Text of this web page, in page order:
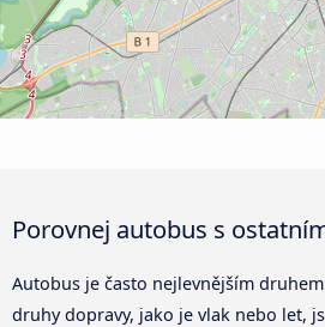
Porovnej autobus s
Autobus je často nejlevnějším
druhy dopravy, jako je vlak nebo let,